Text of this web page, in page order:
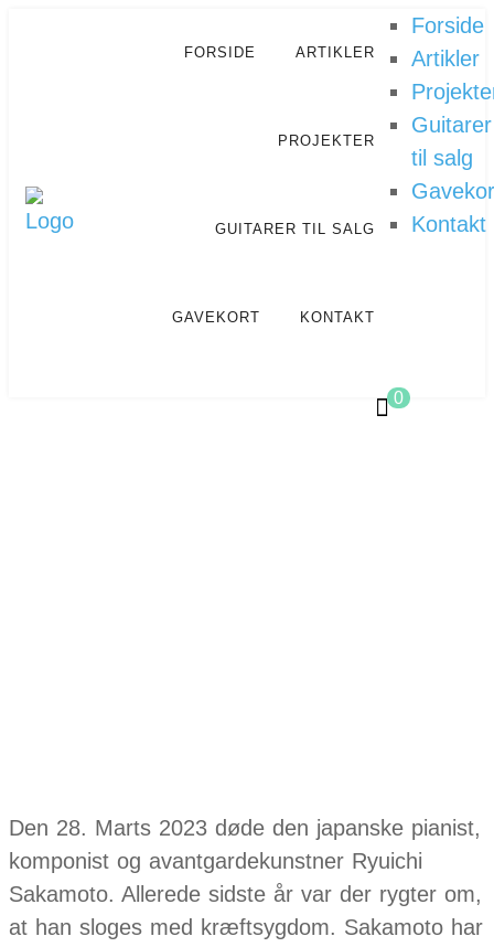
FORSIDE ARTIKLER
PROJEKTER
GUITARER TIL SALG
GAVEKORT KONTAKT
0
Forside
Artikler
Guitarer
til salg
Kontakt
Den 28. Marts 2023 døde den japanske pianist,
komponist og avantgardekunstner Ryuichi
Sakamoto. Allerede sidste år var der rygter om,
at han sloges med kræftsygdom. Sakamoto har